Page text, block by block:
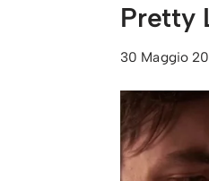
Pretty
30 Maggio